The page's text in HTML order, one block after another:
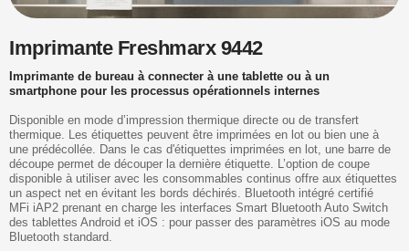
Imprimante Freshmarx 9442
Imprimante de bureau à connecter à une tablette ou à un
smartphone pour les processus opérationnels internes
Disponible en mode d’impression thermique directe ou de transfert
thermique. Les étiquettes peuvent être imprimées en lot ou bien une à
une prédécollée. Dans le cas d'étiquettes imprimées en lot, une barre de
découpe permet de découper la dernière étiquette. L’option de coupe
disponible à utiliser avec les consommables continus offre aux étiquettes
un aspect net en évitant les bords déchirés. Bluetooth intégré certifié
MFi iAP2 prenant en charge les interfaces Smart Bluetooth Auto Switch
des tablettes Android et iOS : pour passer des paramètres iOS au mode
Bluetooth standard.